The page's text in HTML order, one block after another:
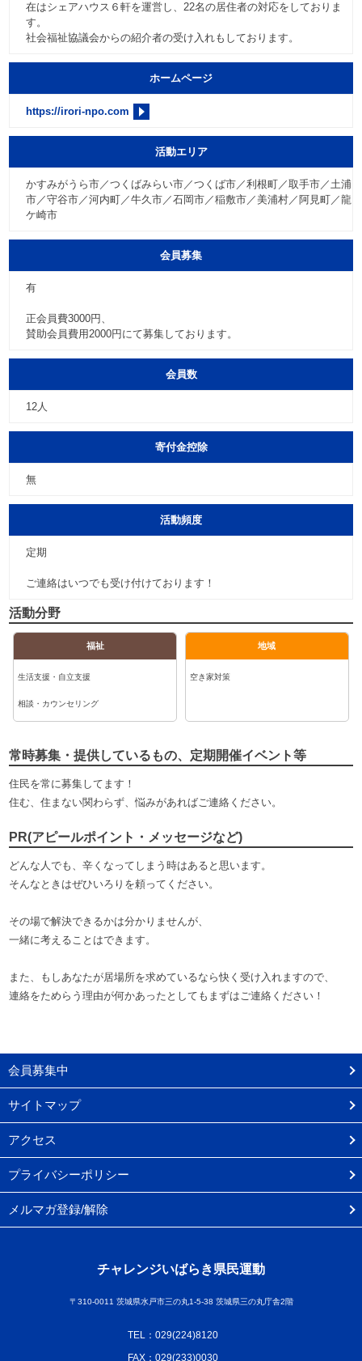
在はシェアハウス６軒を運営し、22名の居住者の対応をしておりま
す。
社会福祉協議会からの紹介者の受け入れもしております。
ホームページ
https://irori-npo.com
活動エリア
かすみがうら市／つくばみらい市／つくば市／利根町／取手市／土浦
市／守谷市／河内町／牛久市／石岡市／稲敷市／美浦村／阿見町／龍
ケ崎市
会員募集
有
正会員費3000円、
賛助会員費用2000円にて募集しております。
会員数
12人
寄付金控除
無
活動頻度
定期
ご連絡はいつでも受け付けております！
活動分野
福祉
生活支援・自立支援
相談・カウンセリング
地域
空き家対策
常時募集・提供しているもの、定期開催イベント等
住民を常に募集してます！
住む、住まない関わらず、悩みがあればご連絡ください。
PR(アピールポイント・メッセージなど)
どんな人でも、辛くなってしまう時はあると思います。
そんなときはぜひいろりを頼ってください。
その場で解決できるかは分かりませんが、
一緒に考えることはできます。
また、もしあなたが居場所を求めているなら快く受け入れますので、
連絡をためらう理由が何かあったとしてもまずはご連絡ください！
会員募集中
サイトマップ
アクセス
プライバシーポリシー
メルマガ登録/解除
チャレンジいばらき県民運動
〒310-0011 茨城県水戸市三の丸1-5-38 茨城県三の丸庁舎2階
TEL：029(224)8120
FAX：029(233)0030